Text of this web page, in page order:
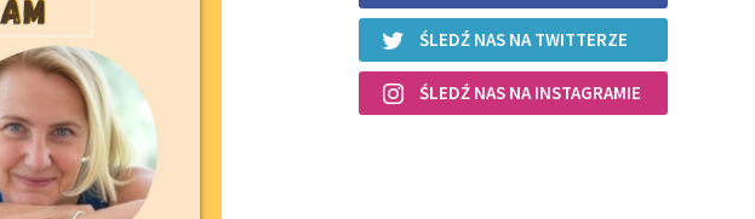
ŚLEDŹ NAS NA TWITTERZE
ŚLEDŹ NAS NA INSTAGRAMIE